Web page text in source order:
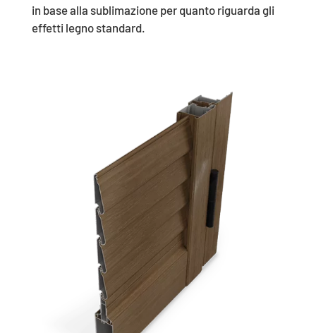
in base alla sublimazione per quanto riguarda gli
effetti legno standard.